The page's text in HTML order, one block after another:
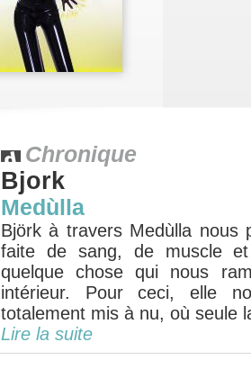
Chronique
Bjork
Medùlla
Björk à travers Medùlla nous
faite de sang, de muscle
quelque chose qui nous
intérieur. Pour ceci, elle
totalement mis à nu, où seule
Lire la suite